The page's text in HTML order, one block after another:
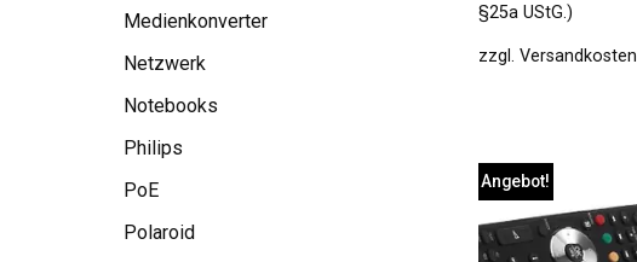
Medienkonverter
Netzwerk
Notebooks
Philips
PoE
Polaroid
§25a UStG.)
zzgl. Versandkosten
Angebot!